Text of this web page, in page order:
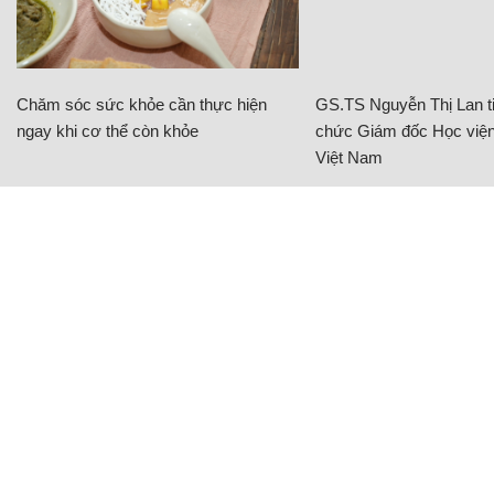
Chăm sóc sức khỏe cần thực hiện
ngay khi cơ thể còn khỏe
GS.TS Nguyễn Thị Lan
chức Giám đốc Học
Việt Nam